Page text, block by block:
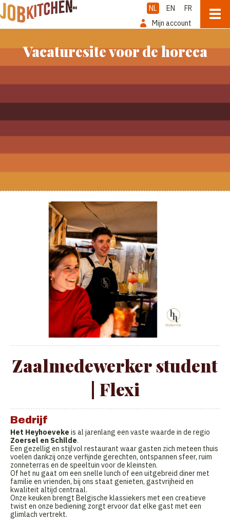
NL EN
FR
Mijn account
Vacaturesite voor de horeca
Zaalmedewerker student
| Flexi
Bedrijf
Het Heyhoeveke is al jarenlang een vaste waarde in de regio
Zoersel en Schilde.
Een gezellig en stijlvol restaurant waar gasten zich meteen thuis
voelen dankzij onze verfijnde gerechten, ontspannen sfeer, ruim
zonneterras en de speeltuin voor de kleinsten.
Of het nu gaat om een snelle lunch of een uitgebreid diner met
familie en vrienden, bij ons staat genieten, gastvrijheid en
kwaliteit altijd centraal.
Onze keuken brengt Belgische klassiekers met een creatieve
twist en onze bediening zorgt ervoor dat elke gast met een
glimlach vertrekt.